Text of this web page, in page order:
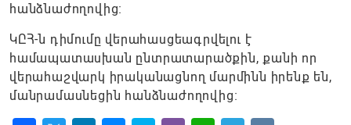
հանձնաժողովից։
ԿԸՀ-ն դիմումը վերահասցեագրվելու է
համապատասխան ընտրատարածքին, քանի որ
վերահաշվարկ իրականացնող մարմինն իրենք են,
մանրամասնեցին հանձնաժողովից։